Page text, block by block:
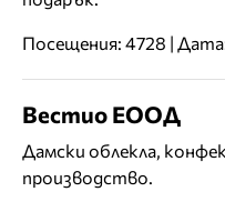
Посещения: 4728 |
Вестио ЕООД
Дамски облекла,
производство.